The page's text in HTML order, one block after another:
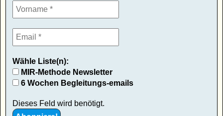
Wähle Liste(n):
MIR-Methode Newsletter
6 Wochen Begleitungs-emails
Dieses Feld wird benötigt.